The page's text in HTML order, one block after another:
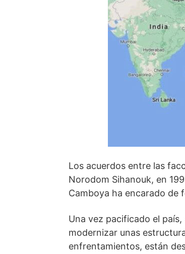
Los acuerdos entre las
Norodom Sihanouk, en
Camboya ha encarado de
Una vez pacificado el
modernizar unas
enfrentamientos, están